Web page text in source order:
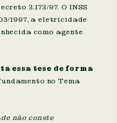
2.172/97. O INSS
1997, a eletricidade
como agente
essa tese de forma
no Tema
não conste